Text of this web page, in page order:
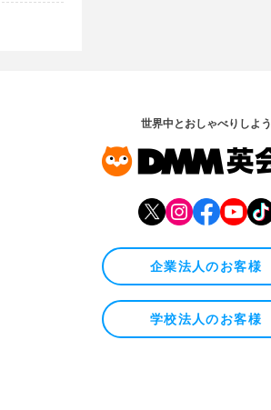
世界中とおしゃべりしよう
企業法人のお客様
学校法人のお客様